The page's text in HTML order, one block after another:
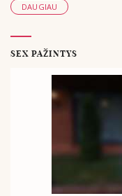
DAUGIAU
SEX PAŽINTYS